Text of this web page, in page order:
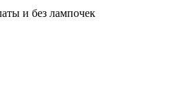
и без лампочек